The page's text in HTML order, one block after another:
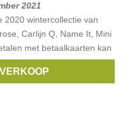
2021
2020 wintercollectie van
Carlijn Q, Name It, Mini
met betaalkaarten kan
it,Hatley